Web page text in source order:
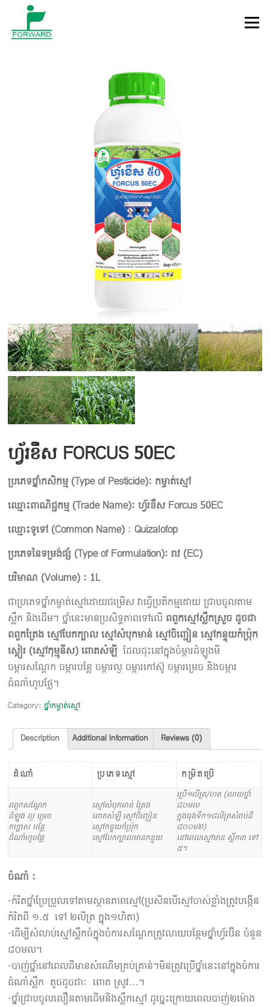
Skip to content
Menu
ហ្វ័រខឺស FORCUS 50EC
ប្រភេទថ្នាំកសិកម្ម (Type of Pesticide): កម្ចាត់ស្មៅ
ឈ្មោះពាណិជ្ជកម្ម (Trade Name): ហ្វ័រខឺស Forcus 50EC
ឈ្មោះទូទៅ (Common Name) :Quizalofop
ប្រភេទនៃទម្រង់ផ្សំ (Type of Formulation):រាវ (EC)
បរិមាណ (Volume) : 1L
ជាប្រភេទថ្នាំកម្ចាត់ស្មៅដោយជម្រើស វាធ្វើប្រតិកម្មដោយ ជ្រាបចូលតាម
ស្លឹក និងដើម។ ថ្នាំនេះមានប្រសិទ្ធភាពទៅលើ ពពួកស្មៅស្លឹកស្រួច ដូចជា
ពពួកត្រែង ស្មៅបែកក្បាល ស្មៅសំបុកមាន់ ស្មៅចិញ្ជៀន ស្មៅកន្ទុយកំប្រ៉ុក
ស្ពៀរ (ស្មៅកុម្មុនីស) ពោតសំឡីដែលដុះនៅក្នុងចំម្ការដំឡូងមី
ចម្ការសណ្តែក ចម្ការបន្លែ ចម្ការល្ង ចម្ការកៅស៊ូ ចម្ការម្រេច និងចម្ការ
ដំណាំហូបផ្លែ។
Category:ថ្នាំកម្ចាត់ស្មៅ
Description Additional information Reviews (0)
ដំណាំ ប្រភេទស្មៅ កម្រិតប្រើ
ពពួកសណ្តែក
ដំឡូង ល្ង ម្រេច
កប្បាស បន្លែ
ដំណាំហូបផ្លែ
ស្មៅសំបុកមាន់ ត្រែង
ពោតសំឡី ស្មៅចិញ្ចៀន
ស្មៅកន្ទុយកំប្រុ៉ក
ស្មៅបែកក្បាលមានកន្ទុយ
ប្រើ១លីត្រ/ហត (លាយថ្នាំ
៨០​មល
ក្នុងធុងទឹក១៨លីត្រសំរាប់ដី
៨០០ម២)
នៅពេលស្មៅមាន ស្លឹក៣ ទៅ
៥។
ចំណាំ :
-កំរិតថ្នាំប្រែប្រួលទៅតាមស្ថានភាពស្មៅ(ប្រសិនបើស្មៅចាស់ខ្លាំងត្រូវបង្កើន
កំរិតពី ១.៥​ ទៅ ២លីត្រ ក្នុង១ហិតា)
-ដើម្បីសំលាប់ស្មៅស្លឹកធំក្នុងចំការសណ្តែកត្រូវលាយបន្ថែមថ្នាំហ្វ័រប៊ីន ចំនួន
៨០មល។
-​​បាញ់ថ្នាំនៅពេលដីមានសំណើមគ្រប់គ្រាន់។មិនត្រូវប្រើថ្នាំនេះនៅក្នុងចំការ
ដំណាំស្លឹក តូចដូចជា: ពោត ស្រូវ…។
-ថ្នាំជ្រាបចូលលឿនតាមដើមនិងស្លឹកស្មៅ ដូច្នេះក្រោយពេលបាញ់២ម៉ោង